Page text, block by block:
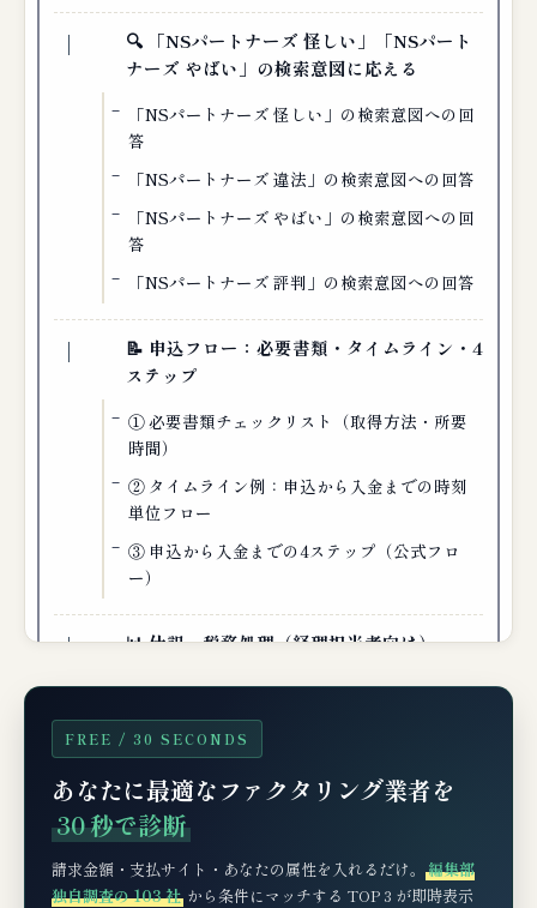
🔍 「NSパートナーズ 怪しい」「NSパート
ナーズ やばい」の検索意図に応える
「NSパートナーズ 怪しい」の検索意図への回
答
「NSパートナーズ 違法」の検索意図への回答
「NSパートナーズ やばい」の検索意図への回
答
「NSパートナーズ 評判」の検索意図への回答
📝 申込フロー：必要書類・タイムライン・4
ステップ
① 必要書類チェックリスト（取得方法・所要
時間）
② タイムライン例：申込から入金までの時刻
単位フロー
③ 申込から入金までの4ステップ（公式フロ
ー）
📊 仕訳・税務処理（経理担当者向け）
例：500万円の売掛金を料率5%で2社間ファク
タリング
消費税の取扱い
審査基準と通りやすくする3つのコツ
🧪 編集部の検証コメント
FREE / 30 SECONDS
あなたに最適なファクタリング業者を
30 秒で診断
請求金額・支払サイト・あなたの属性を入れるだけ。 編集部
独自調査の 103 社 から条件にマッチする TOP 3 が即時表示